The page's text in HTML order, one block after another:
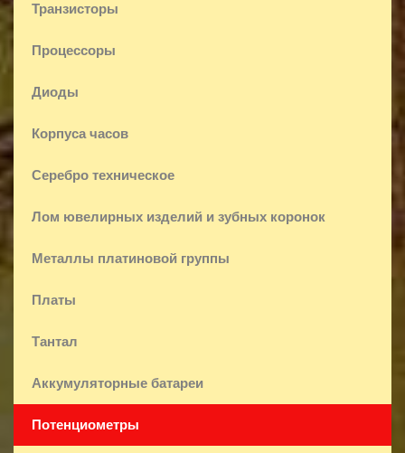
Транзисторы
Процессоры
Диоды
Корпуса часов
Серебро техническое
Лом ювелирных изделий и зубных коронок
Металлы платиновой группы
Платы
Тантал
Аккумуляторные батареи
Потенциометры